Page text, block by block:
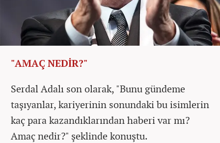
"AMAÇ NEDİR?"
Serdal Adalı son olarak, "Bunu gündeme
taşıyanlar, kariyerinin sonundaki bu isimlerin
kaç para kazandıklarından haberi var mı?
Amaç nedir?" şeklinde konuştu.